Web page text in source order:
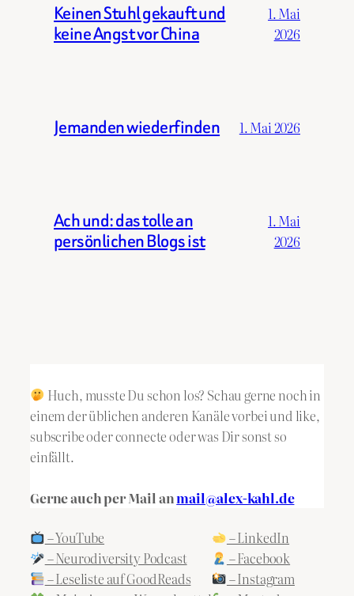
Keinen Stuhl gekauft und
keine Angst vor China
1. Mai
2026
Jemanden wiederfinden 1. Mai 2026
Ach und: das tolle an
persönlichen Blogs ist
1. Mai
2026
Huch, musste Du schon los? Schau gerne noch in
einem der üblichen anderen Kanäle vorbei und like,
subscribe oder connecte oder was Dir sonst so
einfällt.
Gerne auch per Mail anmail@alex-kahl.de
– YouTube
– Neurodiversity Podcast
– Leseliste auf GoodReads
– LinkedIn
– Facebook
– Instagram